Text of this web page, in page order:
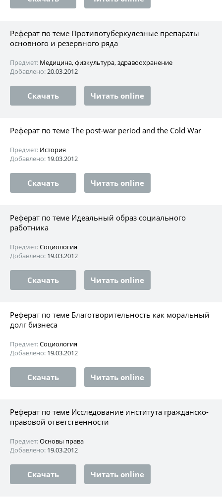
Реферат по теме Противотуберкулезные препараты
основного и резервного ряда
Предмет: Медицина, физкультура, здравоохранение
Добавлено:20.03.2012
Скачать Читать online
Реферат по теме The post-war period and the Cold War
Предмет: История
Добавлено: 19.03.2012
Скачать Читать online
Реферат по теме Идеальный образ социального
работника
Предмет:Социология
Добавлено: 19.03.2012
Скачать Читать online
Реферат по теме Благотворительность как моральный
долг бизнеса
Предмет:Социология
Добавлено: 19.03.2012
Скачать Читать online
Реферат по теме Исследование института гражданско-
правовой ответственности
Предмет:Основы права
Добавлено: 19.03.2012
Скачать Читать online